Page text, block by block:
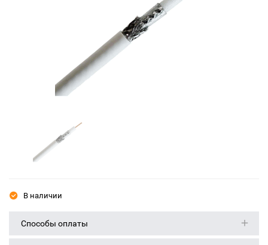
В наличии
Способы оплаты